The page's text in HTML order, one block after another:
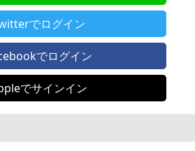
でログイン
でログイン
でサインイン